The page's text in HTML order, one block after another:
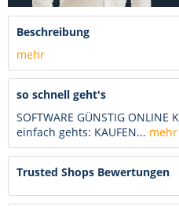
Beschreibung
mehr
so schnell geht's
SOFTWARE GÜNSTIG ONLINE
einfach gehts: KAUFEN... mehr
Trusted Shops Bewertungen